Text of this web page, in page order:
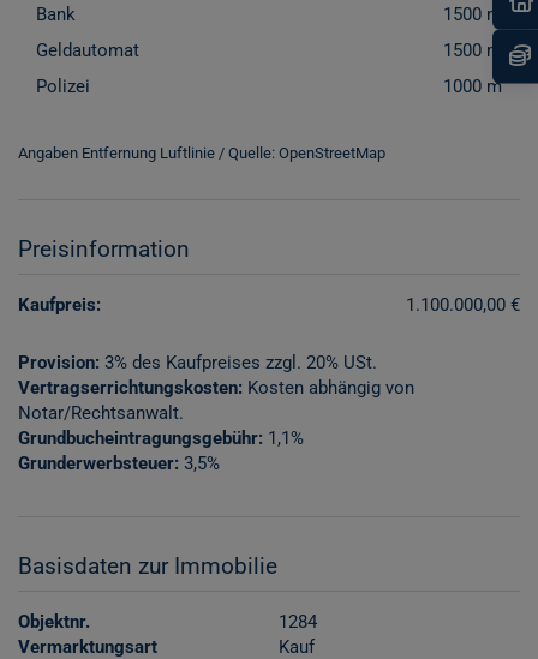
Bank
1500 m
Geldautomat
1500 m
Polizei
1000 m
Angaben Entfernung Luftlinie / Quelle: OpenStreetMap
Preisinformation
Kaufpreis: 1.100.000,00 €
Provision: 3% des Kaufpreises zzgl. 20% USt.
Vertragserrichtungskosten: Kosten abhängig von
Notar/Rechtsanwalt.
Grundbucheintragungsgebühr: 1,1%
Grunderwerbsteuer: 3,5%
Basisdaten zur Immobilie
Objektnr.
1284
Vermarktungsart
Kauf